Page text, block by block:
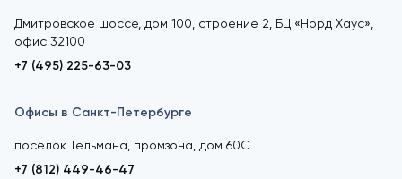
Дмитровское шоссе, дом 100, строение 2, БЦ «Норд Хаус»,
офис 32100
+7 (495) 225-63-03
Офисы в Санкт-Петербурге
поселок Тельмана, промзона, дом 60С
+7 (812) 449-46-47